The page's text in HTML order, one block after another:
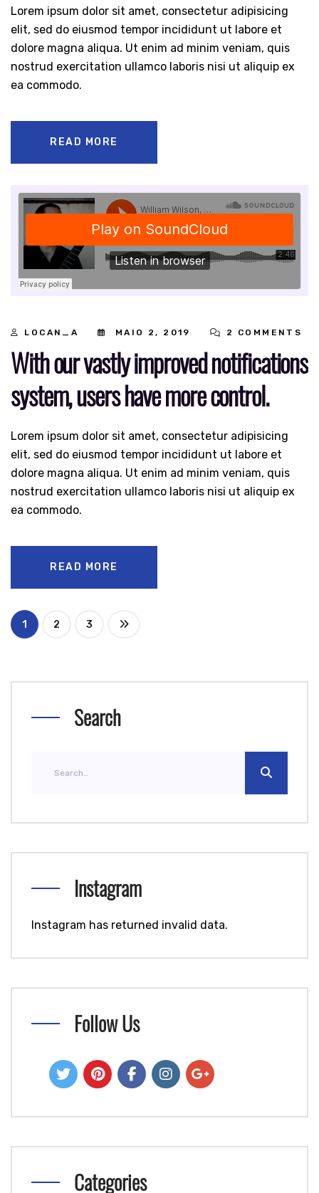
Lorem ipsum dolor sit amet, consectetur adipisicing
elit, sed do eiusmod tempor incididunt ut labore et
dolore magna aliqua. Ut enim ad minim veniam, quis
nostrud exercitation ullamco laboris nisi ut aliquip ex
ea commodo.
READ MORE
LOCAN_A MAIO 2, 2019 2 COMMENTS
With our vastly improved notifications
system, users have more control.
Lorem ipsum dolor sit amet, consectetur adipisicing
elit, sed do eiusmod tempor incididunt ut labore et
dolore magna aliqua. Ut enim ad minim veniam, quis
nostrud exercitation ullamco laboris nisi ut aliquip ex
ea commodo.
READ MORE
1 2 3
Search
Instagram
Instagram has returned invalid data.
Follow Us
Categories